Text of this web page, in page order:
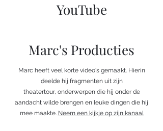
YouTube
Marc's Producties
Marc heeft veel korte video's gemaakt. Hierin
deelde hij fragmenten uit zijn
theatertour, onderwerpen die hij onder de
aandacht wilde brengen en leuke dingen die hij
mee maakte. Neem een kijkje op zijn kanaal